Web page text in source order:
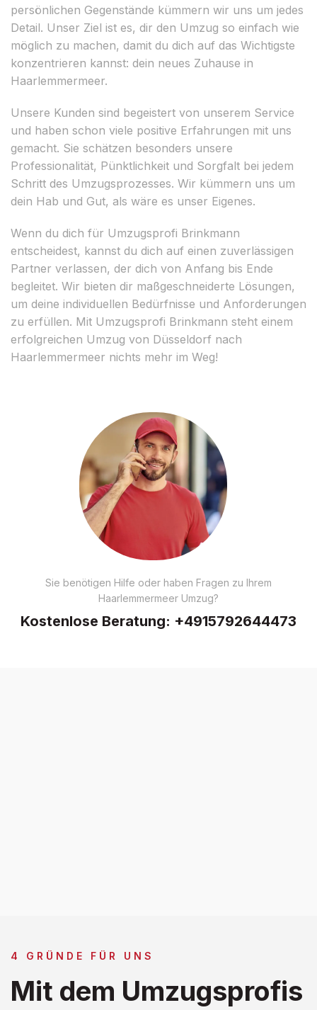
persönlichen Gegenstände kümmern wir uns um jedes
Detail. Unser Ziel ist es, dir den Umzug so einfach wie
möglich zu machen, damit du dich auf das Wichtigste
konzentrieren kannst: dein neues Zuhause in
Haarlemmermeer.
Unsere Kunden sind begeistert von unserem Service
und haben schon viele positive Erfahrungen mit uns
gemacht. Sie schätzen besonders unsere
Professionalität, Pünktlichkeit und Sorgfalt bei jedem
Schritt des Umzugsprozesses. Wir kümmern uns um
dein Hab und Gut, als wäre es unser Eigenes.
Wenn du dich für Umzugsprofi Brinkmann
entscheidest, kannst du dich auf einen zuverlässigen
Partner verlassen, der dich von Anfang bis Ende
begleitet. Wir bieten dir maßgeschneiderte Lösungen,
um deine individuellen Bedürfnisse und Anforderungen
zu erfüllen. Mit Umzugsprofi Brinkmann steht einem
erfolgreichen Umzug von Düsseldorf nach
Haarlemmermeer nichts mehr im Weg!
Sie benötigen Hilfe oder haben Fragen zu Ihrem
Haarlemmermeer Umzug?
Kostenlose Beratung: +4915792644473
4 GRÜNDE FÜR UNS
Mit dem Umzugsprofis